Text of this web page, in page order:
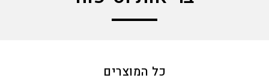
כל המוצרים